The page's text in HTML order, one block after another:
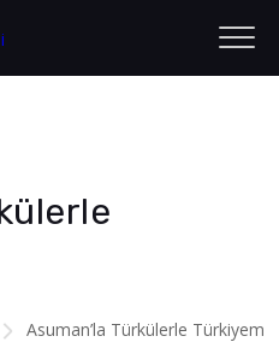
Asuman’la Türkülerle Türkiyem